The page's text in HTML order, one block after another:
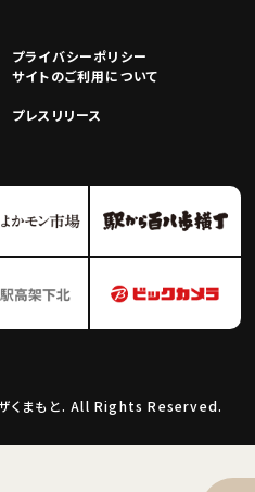
プライバシーポリシー
サイトのご利用について
プレスリリース
くまもと. All Rights Reserved.